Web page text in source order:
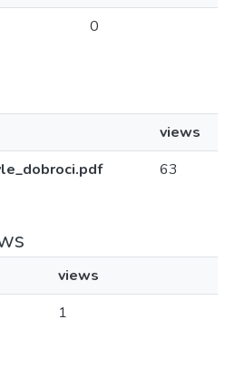
0
views
63
views
1